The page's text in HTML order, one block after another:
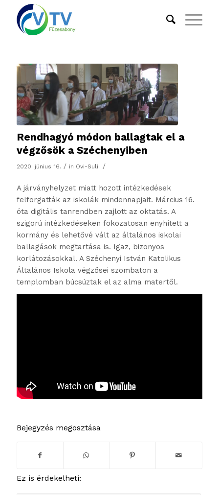
Rendhagyó módon ballagtak el a
végzősök a Széchenyiben
2020. június 16. / in Ovi-Suli /
A járványhelyzet miatt hozott intézkedések
felforgatták az iskolák mindennapjait. Március 16.
óta digitális tanrendben zajlott az oktatás. A
szigorú intézkedéseken fokozatosan enyhített a
kormány és lehetővé vált az általános iskolai
ballagások megtartása is. Igaz, bizonyos
korlátozásokkal. A Széchenyi István Katolikus
Általános Iskola végzősei szombaton a
templomban búcsúztak el az alma matertől.
Bejegyzés megosztása
Ez is érdekelheti: